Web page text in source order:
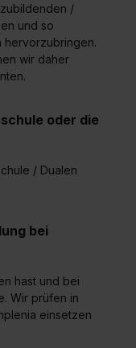
/
und so
hervorzubringen.
wir daher
oder die
/ Dualen
bei
hast und bei
Wir prüfen in
einsetzen